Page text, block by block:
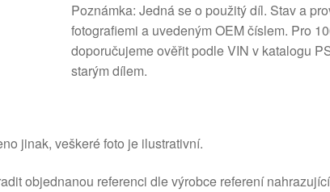
Poznámka: Jedná se o použitý díl. Stav a
fotografiemi a uvedeným OEM číslem. Pro
doporučujeme ověřit podle VIN v katalogu
starým dílem.
jinak, veškeré foto je ilustrativní.
objednanou referenci dle výrobce referení